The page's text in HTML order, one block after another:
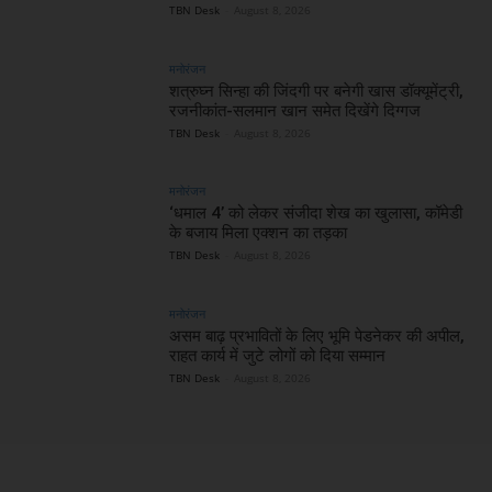
TBN Desk
मनोरंजन
शत्रुघ्न सिन्हा की जिंदगी पर बनेगी खास डॉक्यूमेंट्री,
रजनीकांत-सलमान खान समेत दिखेंगे दिग्गज
TBN Desk
मनोरंजन
‘धमाल 4’ को लेकर संजीदा शेख का खुलासा, कॉमेडी
के बजाय मिला एक्शन का तड़का
TBN Desk
मनोरंजन
असम बाढ़ प्रभावितों के लिए भूमि पेडनेकर की अपील,
राहत कार्य में जुटे लोगों को दिया सम्मान
TBN Desk